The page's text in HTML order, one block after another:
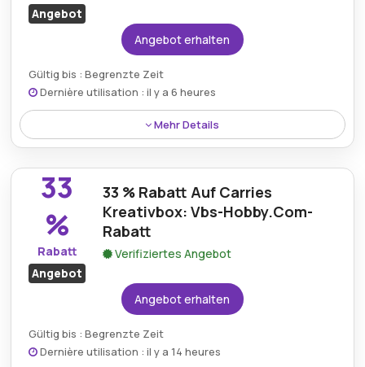
Angebot
Angebot erhalten
Gültig bis : Begrenzte Zeit
Dernière utilisation : il y a 6 heures
Mehr Details
Erhalten Sie 40 % Rabatt auf wunderschön
gestaltete Papiertütensterne mit einer VBS Hobby-
Aktion, ideal für Dekorations- und
Geschenkverpackungszwecke.
33
%
Rabatt
Angebot
33 % Rabatt Auf Carries
Kreativbox: Vbs-Hobby.Com-
Rabatt
Verifiziertes Angebot
Angebot erhalten
Gültig bis : Begrenzte Zeit
Dernière utilisation : il y a 14 heures